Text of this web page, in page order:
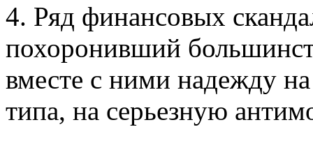
4. Ряд финансовых
похоронивший
вместе с ними надежду
типа, на серьезную